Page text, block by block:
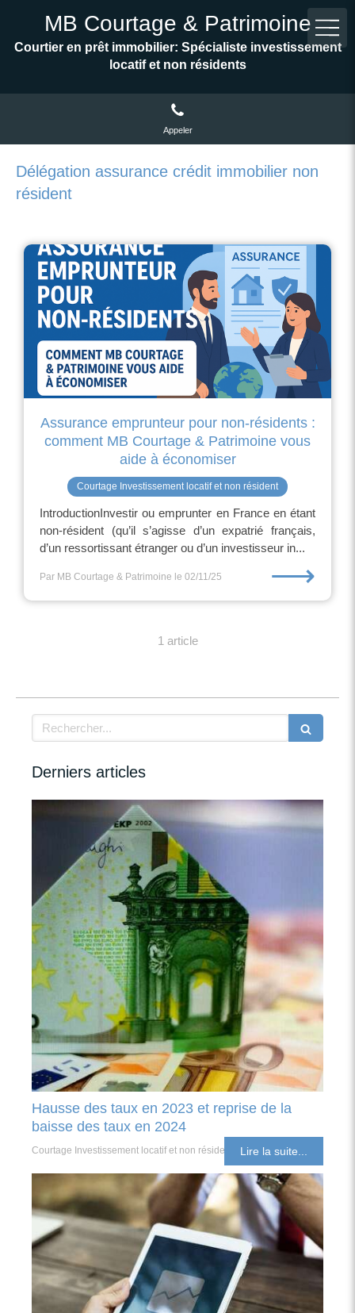
MB Courtage & Patrimoine
Courtier en prêt immobilier: Spécialiste investissement
locatif et non résidents
Appeler
Délégation assurance crédit immobilier non
résident
Assurance emprunteur pour non-résidents :
comment MB Courtage & Patrimoine vous
aide à économiser
Courtage Investissement locatif et non résident
IntroductionInvestir ou emprunter en France en étant
non-résident (qu’il s’agisse d’un expatrié français,
d’un ressortissant étranger ou d’un investisseur in...
Par MB Courtage & Patrimoine le 02/11/25 ⟶
1 article
Rechercher
Derniers articles
Hausse des taux en 2023 et reprise de la
baisse des taux en 2024
Courtage Investissement locatif et non résident Lire la suite...